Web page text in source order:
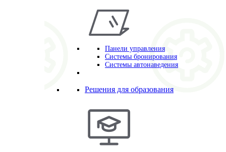
Панели управления
Системы бронирования
Системы автонаведения
Решения для образования